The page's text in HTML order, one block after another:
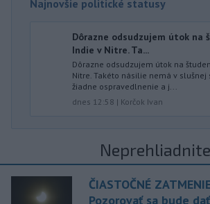
Najnovšie politické statusy
Dôrazne odsudzujem útok na
Indie v Nitre. Ta...
Dôrazne odsudzujem útok na
Nitre. Takéto násilie nemá v slušnej
žiadne ospravedlnenie a j...
dnes 12:58 | Korčok Ivan
Neprehliadnite
ČIASTOČNÉ
Pozorovať sa bude